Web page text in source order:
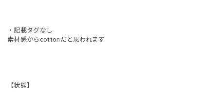
・記載タグなし
素材感からcottonだと思われます
【状態】